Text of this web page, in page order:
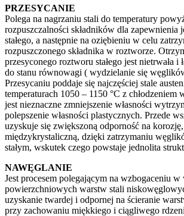
PRZESYCANIE
Polega na nagrzaniu stali do temperatury
rozpuszczalności składników dla zapewnienia
stałego, a następnie na oziębieniu w celu
rozpuszczonego składnika w roztworze.
przesyconego roztworu stałego jest nietrwała i
do stanu równowagi ( wydzielanie się
Przesycaniu poddaje się najczęściej stale
temperaturach 1050 – 1150 °C z chłodzeniem
jest nieznaczne zmniejszenie własności
polepszenie własności plastycznych. Przede
uzyskuje się zwiększoną odporność na korozję,
międzykrystaliczną, dzięki zatrzymaniu
stałym, wskutek czego powstaje jednolita
NAWĘGLANIE
Jest procesem polegającym na wzbogaceniu w
powierzchniowych warstw stali
uzyskanie twardej i odpornej na ścieranie
przy zachowaniu miękkiego i ciągliwego